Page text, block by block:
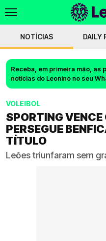
NOTÍCIAS DAILY
Receba, em primeira mão, as
notícias do Leonino no seu
VOLEIBOL
SPORTING
PERSEGUE
TÍTULO
Leões triunfaram sem